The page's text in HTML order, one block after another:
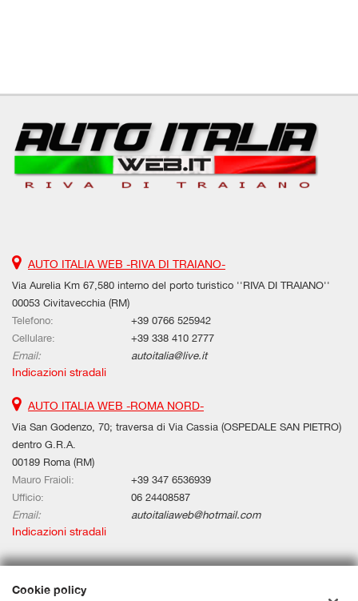
AUTO ITALIA WEB -RIVA DI TRAIANO-
Via Aurelia Km 67,580 interno del porto turistico ''RIVA DI TRAIANO''
00053 Civitavecchia (RM)
Telefono:
+39 0766 525942
Cellulare:
+39 338 410 2777
Email:
autoitalia@live.it
Indicazioni stradali
AUTO ITALIA WEB -ROMA NORD-
Via San Godenzo, 70; traversa di Via Cassia (OSPEDALE SAN PIETRO)
dentro G.R.A.
00189 Roma (RM)
Mauro Fraioli:
+39 347 6536939
Ufficio:
06 24408587
Email:
autoitaliaweb@hotmail.com
Indicazioni stradali
Dati fiscali:
Cookie policy